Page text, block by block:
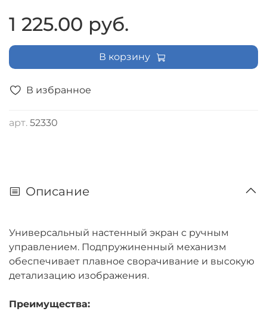
В избранное
арт. 52330
1 225.00 руб.
В корзину
Описание
Универсальный настенный экран с ручным
управлением. Подпружиненный механизм
обеспечивает плавное сворачивание и высокую
детализацию изображения.
Преимущества: